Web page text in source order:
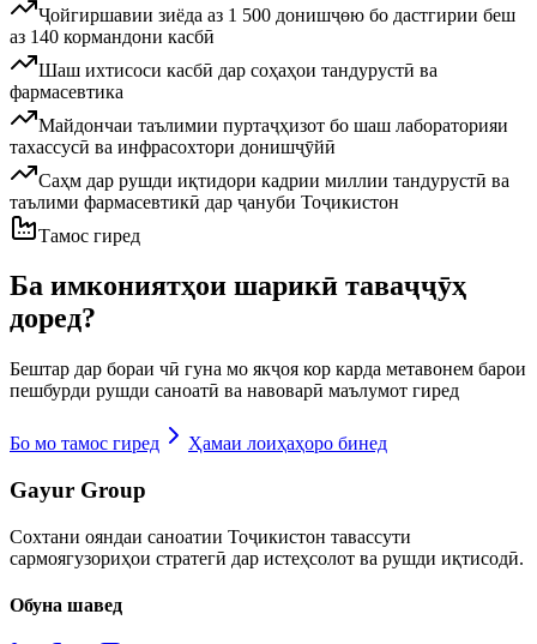
Ҷойгиршавии зиёда аз 1 500 донишҷөю бо дастгирии беш
аз 140 кормандони касбӣ
Шаш ихтисоси касбӣ дар соҳаҳои тандурустӣ ва
фармасевтика
Майдончаи таълимии пуртаҷҳизот бо шаш лабораторияи
тахассусӣ ва инфрасохтори донишҷӯйӣ
Саҳм дар рушди иқтидори кадрии миллии тандурустӣ ва
таълими фармасевтикӣ дар ҷануби Тоҷикистон
Тамос гиред
Ба имкониятҳои шарикӣ таваҷҷӯҳ
доред?
Бештар дар бораи чӣ гуна мо якҷоя кор карда метавонем барои
пешбурди рушди саноатӣ ва навоварӣ маълумот гиред
Бо мо тамос гиред Ҳамаи лоиҳаҳоро бинед
Gayur Group
Сохтани ояндаи саноатии Тоҷикистон тавассути
сармоягузориҳои стратегӣ дар истеҳсолот ва рушди иқтисодӣ.
Обуна шавед